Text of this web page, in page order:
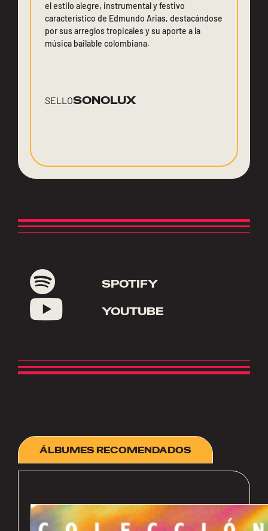
el estilo alegre, instrumental y festivo
característico de Edmundo Arias, destacándose
por sus arreglos tropicales y su aporte a la
música bailable colombiana.
SELLOSONOLUX
SPOTIFY
YOUTUBE
ÁLBUMES RECOMENDADOS